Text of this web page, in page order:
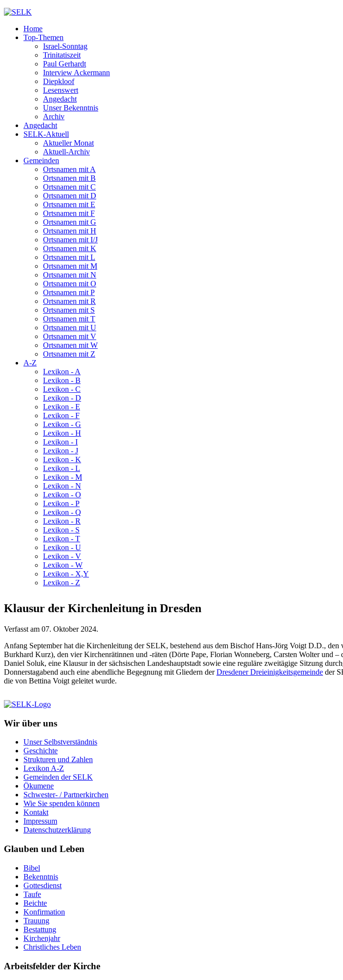
Home
Top-Themen
Israel-Sonntag
Trinitatiszeit
Paul Gerhardt
Interview Ackermann
Diepkloof
Lesenswert
Angedacht
Unser Bekenntnis
Archiv
Angedacht
SELK-Aktuell
Aktueller Monat
Aktuell-Archiv
Gemeinden
Ortsnamen mit A
Ortsnamen mit B
Ortsnamen mit C
Ortsnamen mit D
Ortsnamen mit E
Ortsnamen mit F
Ortsnamen mit G
Ortsnamen mit H
Ortsnamen mit I/J
Ortsnamen mit K
Ortsnamen mit L
Ortsnamen mit M
Ortsnamen mit N
Ortsnamen mit O
Ortsnamen mit P
Ortsnamen mit R
Ortsnamen mit S
Ortsnamen mit T
Ortsnamen mit U
Ortsnamen mit V
Ortsnamen mit W
Ortsnamen mit Z
A-Z
Lexikon - A
Lexikon - B
Lexikon - C
Lexikon - D
Lexikon - E
Lexikon - F
Lexikon - G
Lexikon - H
Lexikon - I
Lexikon - J
Lexikon - K
Lexikon - L
Lexikon - M
Lexikon - N
Lexikon - O
Lexikon - P
Lexikon - Q
Lexikon - R
Lexikon - S
Lexikon - T
Lexikon - U
Lexikon - V
Lexikon - W
Lexikon - X,Y
Lexikon - Z
Klausur der Kirchenleitung in Dresden
Verfasst am 07. Oktober 2024.
Anfang September hat die Kirchenleitung der SELK, bestehend aus dem Bischof Hans-Jörg Voigt D.D.,
Burkhard Kurz), den vier Kirchenrätinnen und -räten (Dörte Pape, Florian Wonneberg, Carsten Wolter und
Daniel Soluk, eine Klausur in der sächsischen Landeshauptstadt sowie eine reguläre zweitägige Sitzung
Donnerstagabend auch eine abendliche Begegnung mit Gliedern derDresdener Dreieinigkeitsgemeinde der
die von Bettina Voigt geleitet wurde.
Wir über uns
Unser Selbstverständnis
Geschichte
Strukturen und Zahlen
Lexikon A-Z
Gemeinden der SELK
Ökumene
Schwester- / Partnerkirchen
Wie Sie spenden können
Kontakt
Impressum
Datenschutzerklärung
Glauben und Leben
Bibel
Bekenntnis
Gottesdienst
Taufe
Beichte
Konfirmation
Trauung
Bestattung
Kirchenjahr
Christliches Leben
Arbeitsfelder der Kirche